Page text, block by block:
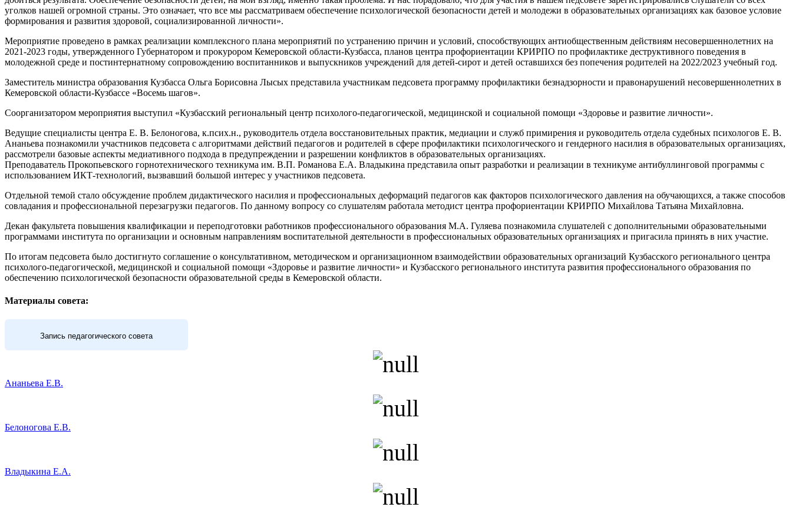
уголков нашей огромной страны. Это означает, что все мы рассматриваем обеспечение психологической безопасности детей и молодежи в образовательных организациях как базовое условие
формирования и развития здоровой, социализированной личности».
Мероприятие проведено в рамках реализации комплексного плана мероприятий по устранению причин и условий, способствующих антиобщественным действиям несовершеннолетних на
2021-2023 годы, утвержденного Губернатором и прокурором Кемеровской области-Кузбасса, планов центра профориентации КРИРПО по профилактике деструктивного поведения в
молодежной среде и постинтернатному сопровождению воспитанников и выпускников учреждений для детей-сирот и детей оставшихся без попечения родителей на 2022/2023 учебный год.
Заместитель министра образования Кузбасса Ольга Борисовна Лысых представила участникам педсовета программу профилактики безнадзорности и правонарушений несовершеннолетних в
Кемеровской области-Кузбассе «Восемь шагов».
Соорганизатором мероприятия выступил «Кузбасский региональный центр психолого-педагогической, медицинской и социальной помощи «Здоровье и развитие личности».
Ведущие специалисты центра Е. В. Белоногова, к.псих.н., руководитель отдела восстановительных практик, медиации и служб примирения и руководитель отдела судебных психологов Е. В.
Ананьева познакомили участников педсовета с алгоритмами действий педагогов и родителей в сфере профилактики психологического и гендерного насилия в образовательных организациях,
рассмотрели базовые аспекты медиативного подхода в предупреждении и разрешении конфликтов в образовательных организациях.
Преподаватель Прокопьевского горнотехнического техникума им. В.П. Романова Е.А. Владыкина представила опыт разработки и реализации в техникуме антибуллинговой программы с
использованием ИКТ-технологий, вызвавший большой интерес у участников педсовета.
Отдельной темой стало обсуждение проблем дидактического насилия и профессиональных деформаций педагогов как факторов психологического давления на обучающихся, а также способов
совладания и профессиональной перезагрузки педагогов. По данному вопросу со слушателям работала методист центра профориентации КРИРПО Михайлова Татьяна Михайловна.
Декан факультета повышения квалификации и переподготовки работников профессионального образования М.А. Гуляева познакомила слушателей с дополнительными образовательными
программами института по организации и основным направлениям воспитательной деятельности в профессиональных образовательных организациях и пригасила принять в них участие.
По итогам педсовета было достигнуто соглашение о консультативном, методическом и организационном взаимодействии образовательных организаций Кузбасского регионального центра
психолого-педагогической, медицинской и социальной помощи «Здоровье и развитие личности» и Кузбасского регионального института развития профессионального образования по
обеспечению психологической безопасности образовательной среды в Кемеровской области.
Материалы совета:
Запись педагогического совета
Ананьева Е.В.
Белоногова Е.В.
Владыкина Е.А.